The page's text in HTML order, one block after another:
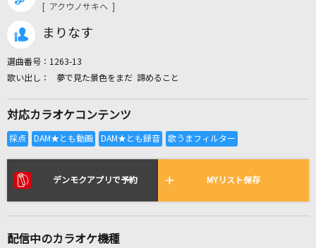
全国りれき
リアルタイムで歌われている曲の一覧
[ アクウノサキヘ ]
まりなす
選曲番号： 1263-13
夢で見た景色をまだ 諦めること
対応カラオケコンテンツ
デンモクアプリで予約 MYリスト保存
配信中のカラオケ機種